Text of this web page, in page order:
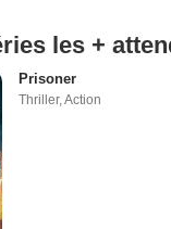
les +
Prisoner
Thriller,Action